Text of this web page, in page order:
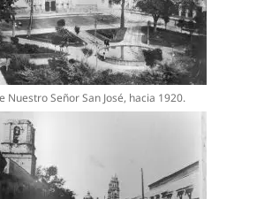
Nuestro Señor San José, hacia 1920.